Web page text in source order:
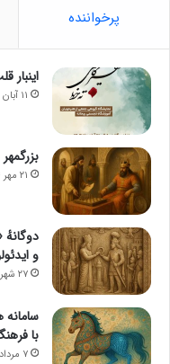
پرخواننده
۱۱ آبان ۱۴۰۴
۲۱ مهر ۱۴۰۴
دوگانهٔ
و
۲۷ شهریور ۱۴۰۴
با
۷ مرداد ۱۴۰۴